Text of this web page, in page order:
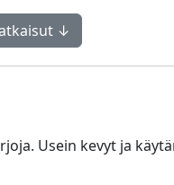
↓
Usein kevyt ja